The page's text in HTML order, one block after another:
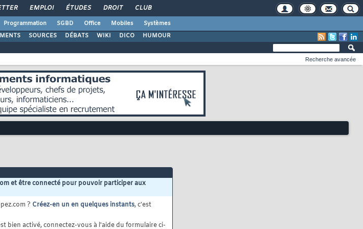
EMPLOI ÉTUDES DROIT CLUB
Programmation SGBD Office Mobiles
Systèmes
SOURCES DÉBATS WIKI DICO HUMOUR
Recherche avancée
et être connecté pour pouvoir participer aux
? Créez-en un en quelques instants, c'est
bien activé, connectez-vous à l'aide du formulaire ci-